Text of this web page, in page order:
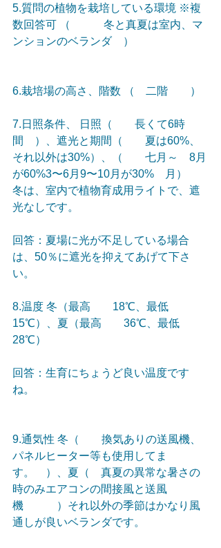
5.質問の植物を栽培している環境 ※複
数回答可 （　　　冬と真夏は室内、マ
ンションのベランダ　）
6.栽培場の高さ、階数 （　二階　　）
7.日照条件、 日照（　　長くて6時
間　）、遮光と期間（　　夏は60%、
それ以外は30%）、（　　七月～　8月
が60%3〜6月9〜10月が30%　月）
冬は、室内で植物育成用ライトで、遮
光なしです。
回答：夏場に光が不足している場合
は、50％に遮光を抑えてあげて下さ
い。
8.温度 冬（最高　　18℃、最低
15℃）、夏（最高　　36℃、最低
28℃）
回答：生育にちょうど良い温度です
ね。
9.通気性 冬（　　換気ありの送風機、
パネルヒーター等も使用してま
す。　）、夏（　真夏の異常な暑さの
時のみエアコンの間接風と送風
機　　　）それ以外の季節はかなり風
通しが良いベランダです。